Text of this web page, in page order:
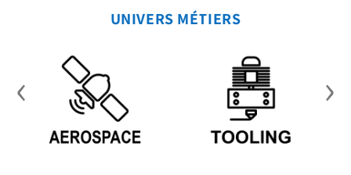
UNIVERS MÉTIERS
‹ ›